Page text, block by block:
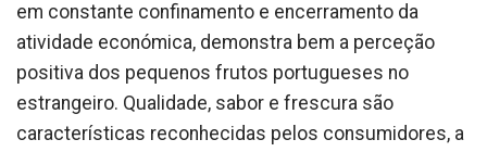
em constante confinamento e encerramento da
atividade económica, demonstra bem a perceção
positiva dos pequenos frutos portugueses no
estrangeiro. Qualidade, sabor e frescura são
características reconhecidas pelos consumidores, a